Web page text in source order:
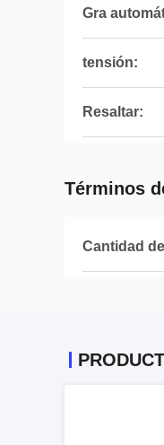
Gra
tensión:
Resaltar:
Términos
Cantidad